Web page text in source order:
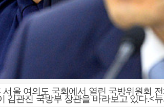
울 여의도 국회에서 열린 국방위원회
김관진 국방부 장관을 바라보고 있다.<